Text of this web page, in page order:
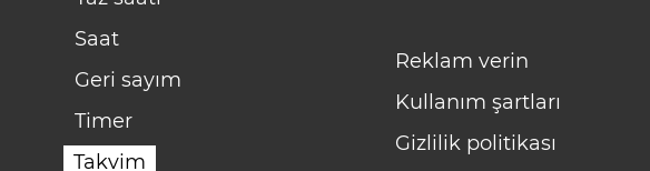
Saat
Geri sayım
Timer
Takvim
Reklam verin
Kullanım şartları
Gizlilik politikası